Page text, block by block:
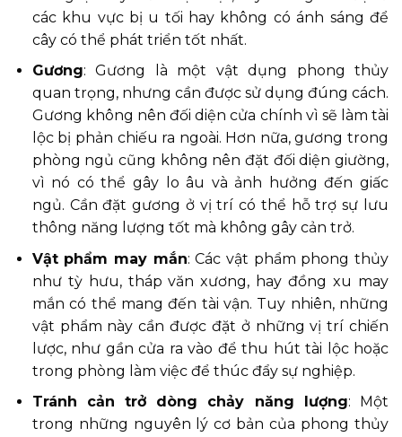
các khu vực bị u tối hay không có ánh sáng để
cây có thể phát triển tốt nhất.
Gương: Gương là một vật dụng phong thủy
quan trọng, nhưng cần được sử dụng đúng cách.
Gương không nên đối diện cửa chính vì sẽ làm tài
lộc bị phản chiếu ra ngoài. Hơn nữa, gương trong
phòng ngủ cũng không nên đặt đối diện giường,
vì nó có thể gây lo âu và ảnh hưởng đến giấc
ngủ. Cần đặt gương ở vị trí có thể hỗ trợ sự lưu
thông năng lượng tốt mà không gây cản trở.
Vật phẩm may mắn: Các vật phẩm phong thủy
như tỳ hưu, tháp văn xương, hay đồng xu may
mắn có thể mang đến tài vận. Tuy nhiên, những
vật phẩm này cần được đặt ở những vị trí chiến
lược, như gần cửa ra vào để thu hút tài lộc hoặc
trong phòng làm việc để thúc đẩy sự nghiệp.
Tránh cản trở dòng chảy năng lượng: Một
trong những nguyên lý cơ bản của phong thủy